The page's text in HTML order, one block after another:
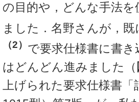
の目的や，どんな手法
ました．名野さんが，
（2） で要求仕様書に書
はどんどん進みました（
上げられた要求仕様書